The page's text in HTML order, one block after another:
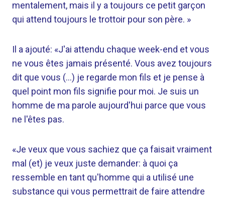
mentalement, mais il y a toujours ce petit garçon
qui attend toujours le trottoir pour son père. »
Il a ajouté: «J'ai attendu chaque week-end et vous
ne vous êtes jamais présenté. Vous avez toujours
dit que vous (…) je regarde mon fils et je pense à
quel point mon fils signifie pour moi. Je suis un
homme de ma parole aujourd'hui parce que vous
ne l'êtes pas.
«Je veux que vous sachiez que ça faisait vraiment
mal (et) je veux juste demander: à quoi ça
ressemble en tant qu'homme qui a utilisé une
substance qui vous permettrait de faire attendre